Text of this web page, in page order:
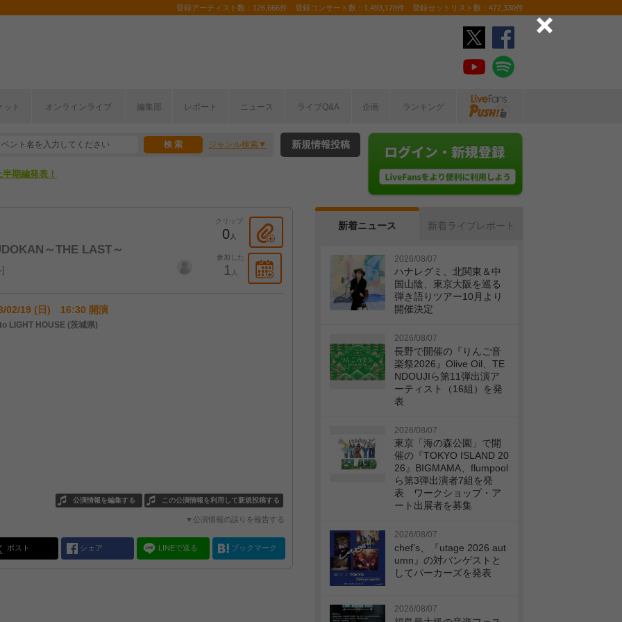
登録アーティスト数：126,666件 登録コンサート数：1,493,178件 登録セットリスト数：472,330件
ット オンラインライブ 編集部 レポート ニュース ライブQ&A 企画 ランキング
ジャンル検索
こから！
期編発表！
新規情報投稿
～THE LAST～
クリップ
0人
参加した
1 人
02/19 (日) 16:30 開演
LIGHT HOUSE (茨城県)
この公演情報を利用して新規投稿する
公演情報を編集する
▼公演情報の誤りを報告する
ポスト シェア LINEで送る ブックマーク
新着ニュース 新着ライブレポート
2026/08/07
ハナレグミ、北関東＆中
国山陰、東京大阪を巡る
弾き語りツアー10月より
開催決定
2026/08/07
長野で開催の『りんご音
楽祭2026』Olive Oil、TE
NDOUJIら第11弾出演ア
ーティスト（16組）を発
表
2026/08/07
東京「海の森公園」で開
催の『TOKYO ISLAND 20
26』BIGMAMA、flumpool
ら第3弾出演者7組を発
表 ワークショップ・ア
ート出展者を募集
2026/08/07
chef’s、『utage 2026 aut
umn』の対バンゲストと
してパーカーズを発表
2026/08/07